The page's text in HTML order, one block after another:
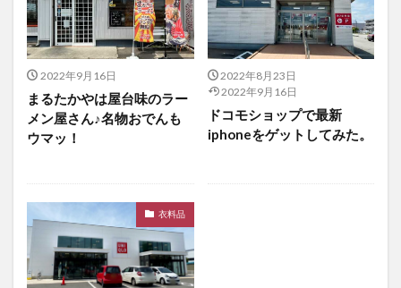
2022年9月16日
まるたかやは屋台味のラー
メン屋さん♪名物おでんも
ウマッ！
2022年8月23日
2022年9月16日
ドコモショップで最新
iphoneをゲットしてみた。
衣料品